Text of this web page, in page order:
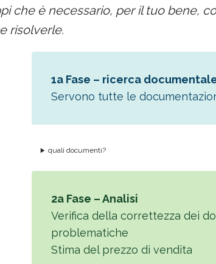
che è necessario, per il tuo bene,
risolverle.
1a Fase – ricerca
Servono tutte le
quali documenti?
2a Fase – Analisi
Verifica della correttezza dei
problematiche
Stima del prezzo di vendita